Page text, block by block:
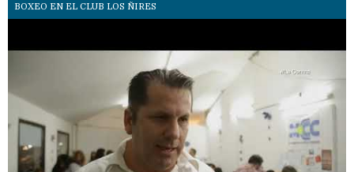
BOXEO EN EL CLUB LOS ÑIRES